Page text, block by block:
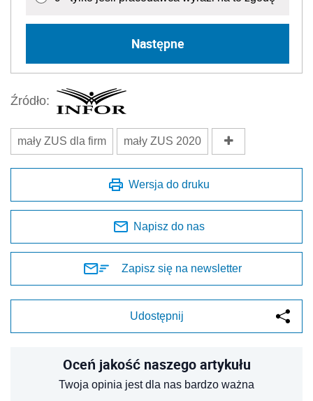
Następne
Źródło:
mały ZUS dla firm mały ZUS 2020
Wersja do druku
Napisz do nas
Zapisz się na newsletter
Udostępnij
Oceń jakość naszego artykułu
Twoja opinia jest dla nas bardzo ważna